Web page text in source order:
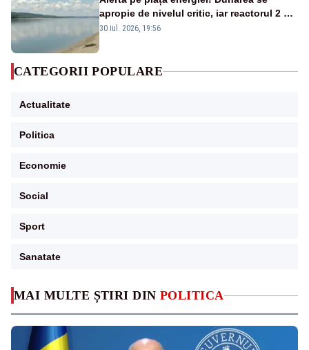
MAI MULTE ȘTIRI DIN POLITICA
apropie de nivelul critic, iar reactorul 2 de
la Cernavodă ar putea fi oprit
30 iul. 2026, 19:56
CATEGORII POPULARE
Actualitate
Politica
Economie
Social
Sport
Sanatate